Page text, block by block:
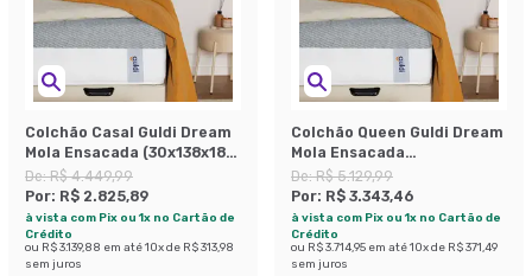
Colchão Casal Guldi Dream
Mola Ensacada (30x138x188)
Cinza e Branco
De:R$ 4.449,99
Por: R$ 2.825,89
à vista com Pix ou 1x no Cartão de
Crédito
ou R$ 3.139,88 em até10x de R$ 313,98
sem juros
Colchão Queen Guldi Dream
Mola Ensacada
(30x158x198) Cinza e
Branco
De:R$ 5.129,99
Por: R$ 3.343,46
à vista com Pix ou 1x no Cartão de
Crédito
ou R$ 3.714,95 em até10x de R$ 371,49
sem juros